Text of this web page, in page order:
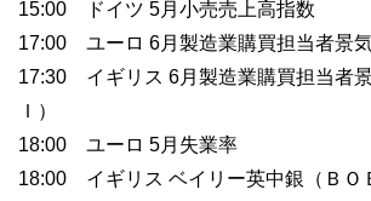
15:00 ドイツ 5月小売売上高指数
17:00 ユーロ 6月製造業購買担当者景気
17:30 イギリス 6月製造業購買担当者
Ｉ）
18:00 ユーロ 5月失業率
18:00 イギリス ベイリー英中銀（ＢＯ